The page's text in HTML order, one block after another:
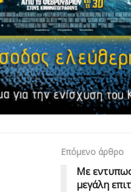
Επόμενο άρθρο
Με
μεγάλη